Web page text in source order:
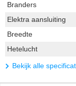
Branders
Elektra aansluiting
Breedte
Hetelucht
Bekijk alle